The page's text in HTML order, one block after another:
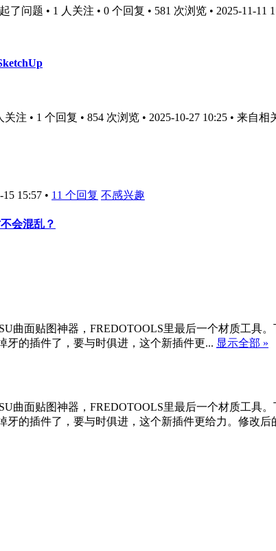
了问题 • 1 人关注 • 0 个回复 • 581 次浏览 • 2025-11-11
注 • 1 个回复 • 854 次浏览 • 2025-10-27 10:25 • 来自相
15:57 • 11 个回复 不感兴趣
会混乱？
曲面贴图神器，FREDOTOOLS里最后一个材质工具。
牙的插件了，要与时俱进，这个新插件更... 显示全部 »
曲面贴图神器，FREDOTOOLS里最后一个材质工具。
牙的插件了，要与时俱进，这个新插件更给力。修改后